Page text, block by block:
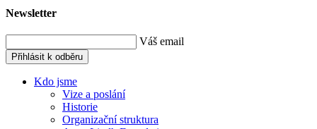
Newsletter
Váš email
Přihlásit k odběru
Kdo jsme
Vize a poslání
Historie
Organizační struktura